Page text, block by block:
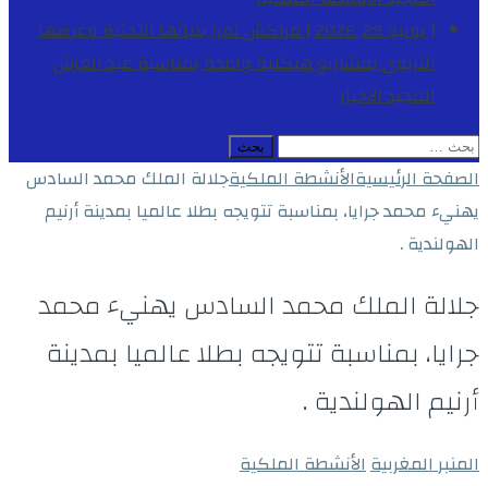
[ يوليو 29, 2026 ]
مراكش تعزز بنياتها التحتية وعرضها
التربوي بمشاريع هيكلية واعدة بمناسبة عيد العرش
المجيدالاخبار
البحث
عن:
الصفحة الرئيسيةالأنشطة الملكيةجلالة الملك محمد السادس
يهنيء محمد جرايا، بمناسبة تتويجه بطلا عالميا بمدينة أرنيم
الهولندية .
جلالة الملك محمد السادس يهنيء محمد
جرايا، بمناسبة تتويجه بطلا عالميا بمدينة
أرنيم الهولندية .
المنبر المغربيةالأنشطة الملكية